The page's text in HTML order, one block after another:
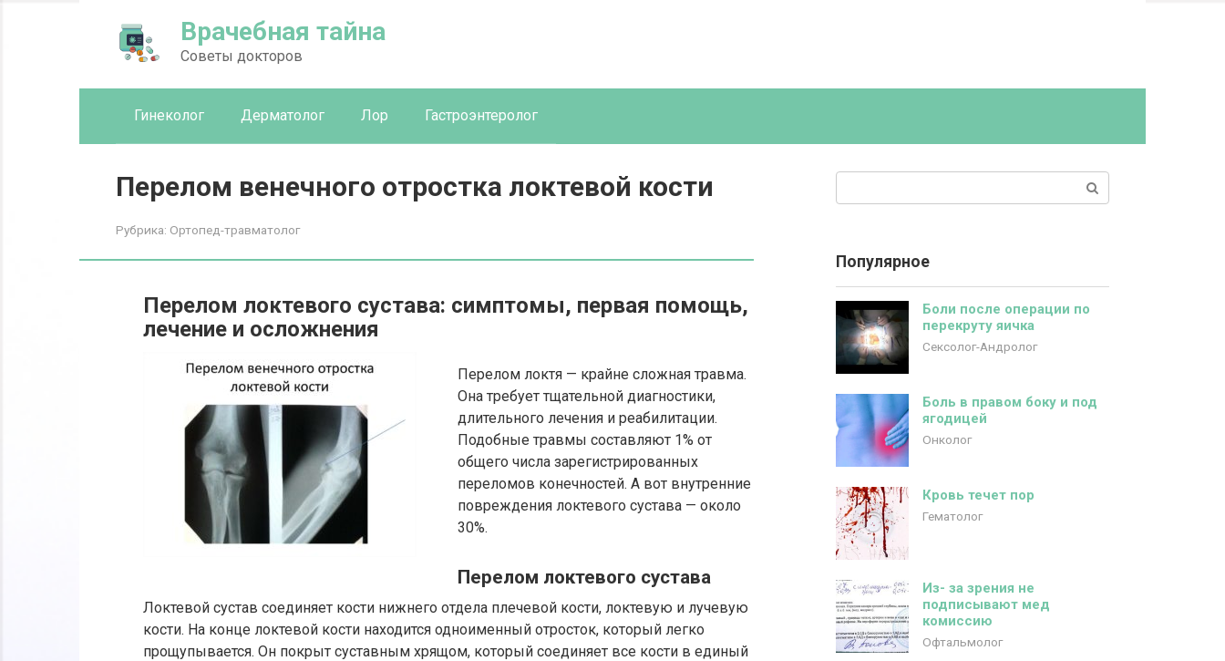
Врачебная тайна
Советы докторов
Гинеколог Дерматолог Лор Гастроэнтеролог
Перелом венечного отростка локтевой кости
Рубрика: Ортопед-травматолог
Перелом локтевого сустава: симптомы, первая помощь,
лечение и осложнения
Перелом локтя — крайне сложная травма.
Она требует тщательной диагностики,
длительного лечения и реабилитации.
Подобные травмы составляют 1% от
общего числа зарегистрированных
переломов конечностей. А вот внутренние
повреждения локтевого сустава — около
30%.
Перелом локтевого сустава
Локтевой сустав соединяет кости нижнего отдела плечевой кости, локтевую и лучевую
кости. На конце локтевой кости находится одноименный отросток, который легко
прощупывается. Он покрыт суставным хрящом, который соединяет все кости в единый
Популярное
Боли после операции по
перекруту яичка
Сексолог-Андролог
Боль в правом боку и под
ягодицей
Онколог
Кровь течет пор
Гематолог
Из- за зрения не
подписывают мед
комиссию
Офтальмолог